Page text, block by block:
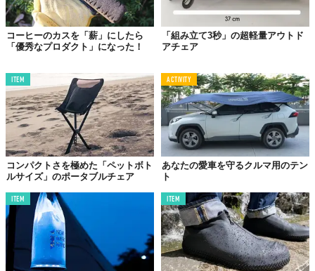
コーヒーのカスを「薪」にしたら
「優秀なプロダクト」になった！
「組み立て3秒」の超軽量アウトド
アチェア
ITEM
コンパクトさを極めた「ペットボト
ルサイズ」のポータブルチェア
ACTIVITY
あなたの愛車を守るクルマ用のテン
ト
ITEM ITEM